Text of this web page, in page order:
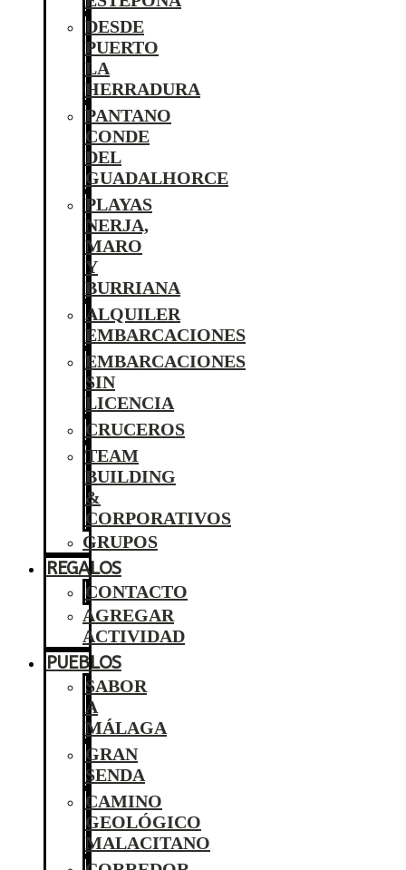
DESDE
PUERTO
LA
HERRADURA
PANTANO
CONDE
DEL
GUADALHORCE
PLAYAS
NERJA,
MARO
Y
BURRIANA
ALQUILER
EMBARCACIONES
EMBARCACIONES
SIN
LICENCIA
CRUCEROS
TEAM
BUILDING
&
CORPORATIVOS
GRUPOS
REGALOS
CONTACTO
AGREGAR
ACTIVIDAD
PUEBLOS
SABOR
A
MÁLAGA
GRAN
SENDA
CAMINO
GEOLÓGICO
MALACITANO